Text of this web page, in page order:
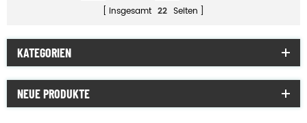
insgesamt 22 Seiten
KATEGORIEN
NEUE PRODUKTE